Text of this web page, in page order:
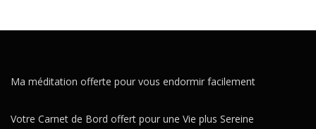
Ma méditation offerte pour vous endormir facilement
Votre Carnet de Bord offert pour une Vie plus Sereine